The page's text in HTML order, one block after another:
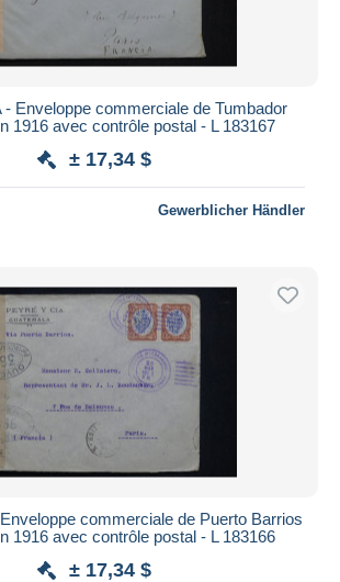
Enveloppe commerciale de Tumbador
1916 avec contrôle postal - L 183167
± 17,34 $
Gewerblicher Händler
commerciale de Puerto Barrios
1916 avec contrôle postal - L 183166
± 17,34 $